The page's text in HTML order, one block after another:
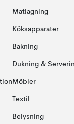
Matlagning
Köksapparater
Bakning
Dukning &
Möbler
Textil
Belysning